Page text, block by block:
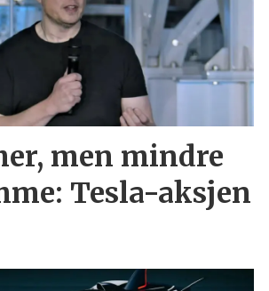
men mindre
Tesla-aksjen